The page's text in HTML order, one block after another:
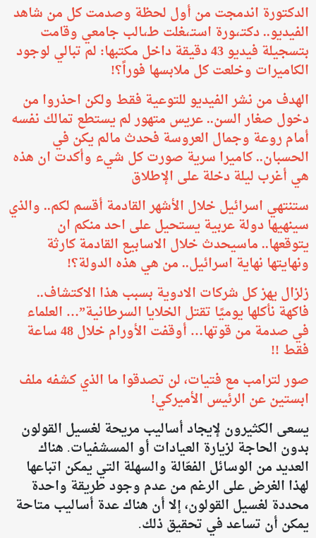
الدكتورة اندمجت من أول لحظة وصدمت كل من شاهد
الفيديو.. دكتـ،ـورة استـ،ـغلت طـ،ـالب جامعي وقامت
بتسجيلة فيديو 43 دقيقة داخل مكتبها: لم تبالي لوجود
الكاميرات وخلعت كل ملابسها فوراً؟!
الهدف من نشر الفيديو للتوعية فقط ولكن احذروا من
دخول صغار السن.. عريس متهور لم يستطع تمالك نفسه
أمام روعة وجمال العروسة فحدث مالم يكن في
الحسبان.. كاميرا سرية صورت كل شيء وأكدت ان هذه
هي أغرب ليلة دخلة على الإطلاق
ستنتهي اسرائيل خلال الأشهر القادمة أقسم لكم.. والذي
سينهيها دولة عربية يستحيل على احد منكم ان
يتوقعها.. ماسيحدث خلال الاسابيع القادمة كارثة
ونهايتها نهاية اسرائيل.. من هي هذه الدولة؟!
زلزال يهز كل شركات الادوية بسبب هذا الاكتشاف..
فاكهة نأكلها يوميًا تقتل الخلايا السرطانية”… العلماء
في صدمة من قوتها… أوقفت الأورام خلال 48 ساعة
فقط !!
صور لترامب مع فتيات، لن تصدقوا ما الذي كشفه ملف
ابستين عن الرئيس الأميركي!
يسعى الكثيرون لإيجاد أساليب مريحة لغسيل القولون
بدون الحاجة لزيارة العيادات أو المسشفيات. هناك
العديد من الوسائل الفعّالة والسهلة التي يمكن اتباعها
لهذا الغرض على الرغم من عدم وجود طريقة واحدة
محددة لغسيل القولون، إلا أن هناك عدة أساليب متاحة
يمكن أن تساعد في تحقيق ذلك.